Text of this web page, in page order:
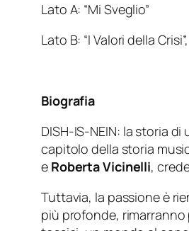
Lato A: “Mi Sveglio”
Lato B: “I Valori della
Biografia
DISH-IS-NEIN: la storia
capitolo della storia
e Roberta Vicinelli,
Tuttavia, la passione è
più profonde, rimarranno